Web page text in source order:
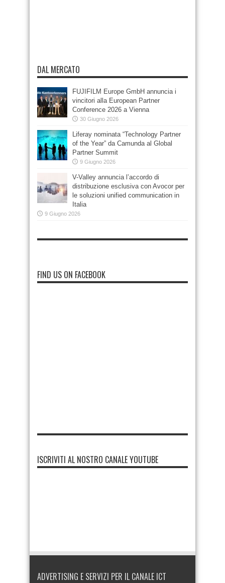
DAL MERCATO
FUJIFILM Europe GmbH annuncia i
vincitori alla European Partner
Conference 2026 a Vienna
30 Giugno 2026
Liferay nominata “Technology Partner
of the Year” da Camunda al Global
Partner Summit
9 Giugno 2026
V-Valley annuncia l’accordo di
distribuzione esclusiva con Avocor per
le soluzioni unified communication in
Italia
9 Giugno 2026
FIND US ON FACEBOOK
ISCRIVITI AL NOSTRO CANALE YOUTUBE
ADVERTISING E SERVIZI PER IL CANALE ICT